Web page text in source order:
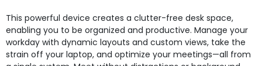
This powerful device creates a clutter-free desk space,
enabling you to be organized and productive. Manage your
workday with dynamic layouts and custom views, take the
strain off your laptop, and optimize your meetings—all from